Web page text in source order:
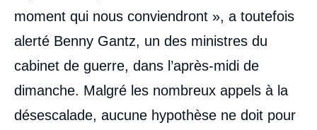
moment qui nous conviendront », a toutefois
alerté Benny Gantz, un des ministres du
cabinet de guerre, dans l’après-midi de
dimanche. Malgré les nombreux appels à la
désescalade, aucune hypothèse ne doit pour